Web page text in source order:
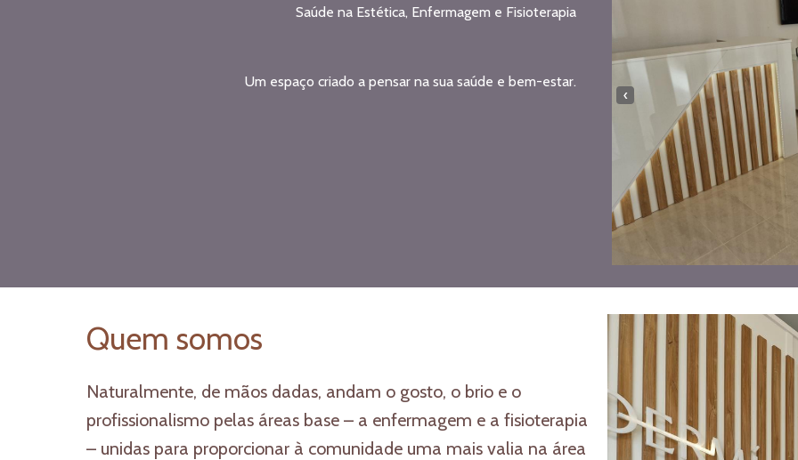
Saúde na Estética, Enfermagem e Fisioterapia
Um espaço criado a pensar na sua saúde e bem-estar.
‹
Quem somos
Naturalmente, de mãos dadas, andam o gosto, o brio e o
profissionalismo pelas áreas base – a enfermagem e a fisioterapia
– unidas para proporcionar à comunidade uma mais valia na área